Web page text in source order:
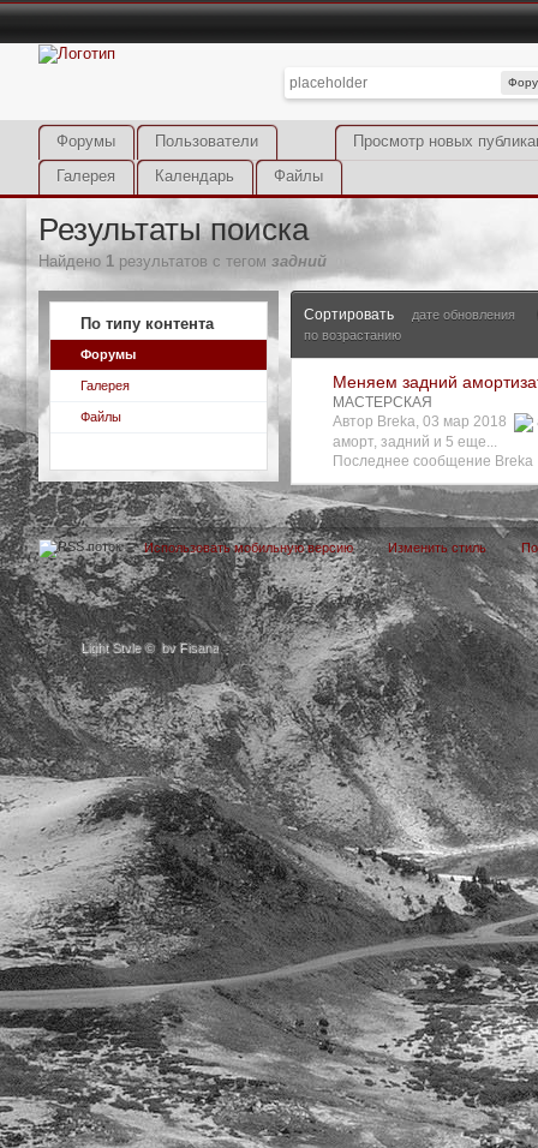
Light Style © by Fisana
Просмотр новых
Форумы
Пользователи
Галерея
Календарь Файлы
Результаты поиска
Найдено 1 результатов с тегом задний
По типу контента
Форумы
Галерея
Файлы
Сортировать
дате обновления
по возрастанию
Меняем задний
МАСТЕРСКАЯ
Автор Breka, 03 мар 2018
аморт, задний и 5 еще...
Последнее сообщение Breka
Использовать мобильную версию Изменить стиль